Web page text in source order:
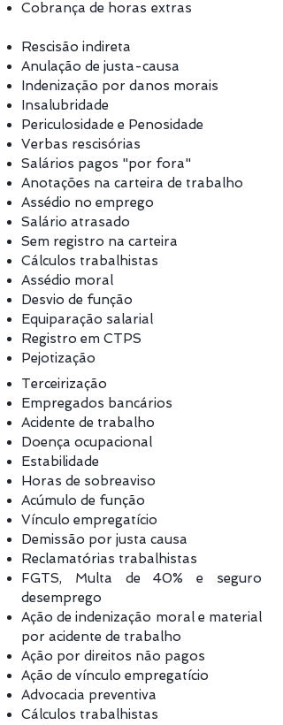
Cobrança de horas extras
Rescisão indireta
Anulação de justa-causa
Indenização por danos morais
Insalubridade
Periculosidade e Penosidade
Verbas rescisórias
Salários pagos "por fora"
Anotações na carteira de trabalho
Assédio no emprego
Salário atrasado
Sem registro na carteira
Cálculos trabalhistas
Assédio moral
Desvio de função
Equiparação salarial
Registro em CTPS
Pejotização
Terceirização
Empregados bancários
Acidente de trabalho
Doença ocupacional
Estabilidade
Horas de sobreaviso
Acúmulo de função
Vínculo empregatício
Demissão por justa causa
Reclamatórias trabalhistas
FGTS, Multa de 40% e seguro
desemprego
Ação de indenização moral e material
por acidente de trabalho
Ação por direitos não pagos
Ação de vínculo empregatício
Advocacia preventiva
Cálculos trabalhistas